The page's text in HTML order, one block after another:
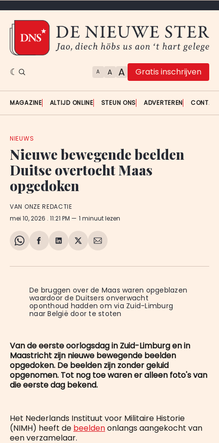
A A A Gratis inschrijven
MAGAZINE ALTIJD ONLINE STEUN ONS ADVERTEREN
NIEUWS
Nieuwe bewegende beelden
Duitse overtocht Maas
opgedoken
VAN ONZE REDACTIE
mei 10, 2026 . 11:21 PM 1 minuut lezen
Share
WhatsApp
Delen
Facebook
Delen
LinkedIn
Share
X
Deel
E-
De bruggen over de Maas waren opgeblazen
waardoor de Duitsers onverwacht
oponthoud hadden om via Zuid-Limburg
naar België door te stoten
Van de eerste oorlogsdag in Zuid-Limburg en in
Maastricht zijn nieuwe bewegende beelden
opgedoken. De beelden zijn zonder geluid
opgenomen. Tot nog toe waren er alleen foto's van
die eerste dag bekend.
Het Nederlands Instituut voor Militaire Historie
(NIMH) heeft de beeldenonlangs aangekocht van
een verzamelaar.